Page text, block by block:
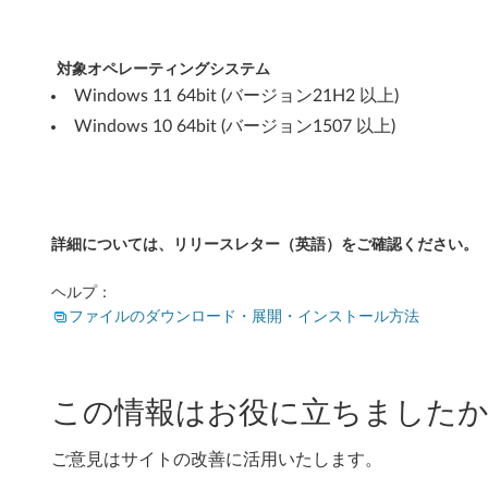
4
b
バ
ー
ン
2
対象オペレーティングシステム
Windows 11 64bit (バージョン21H2 以上)
Windows 10 64bit (バージョン1507 以上)
詳細については、リリースレター（英語）をご確認ください。
ヘルプ：
ファイルのダウンロード・展開・インストール方法
この情報はお役に立ちました
ご意見はサイトの改善に活用いたします。